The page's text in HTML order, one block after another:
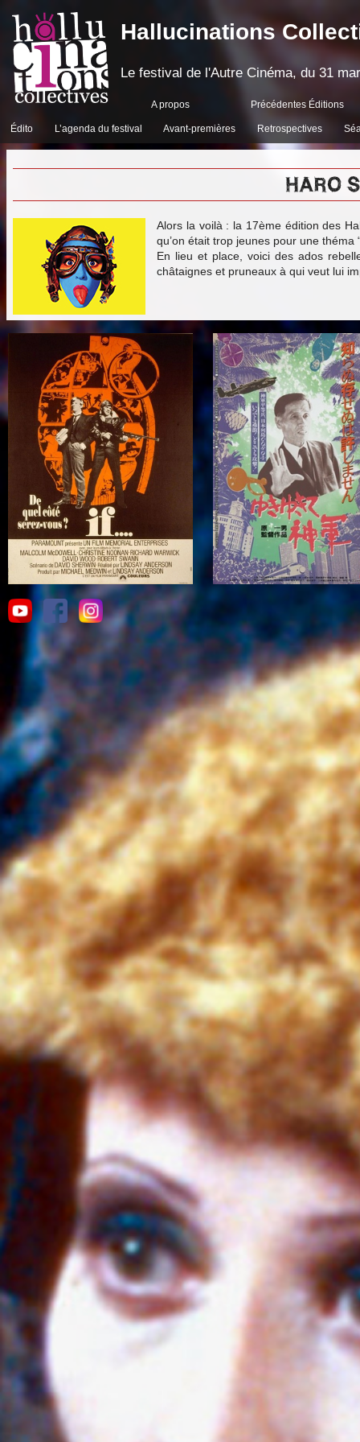
Hallucinations
Le festival de l'Autre Cinéma, du 31
A propos Précédentes Éditions
Édito L’agenda du festival Avant-premières Retrospectives
HARO
Alors la voilà : la 17ème édition des
qu’on était trop jeunes pour une
En lieu et place, voici des ados
châtaignes et pruneaux à qui veut lui